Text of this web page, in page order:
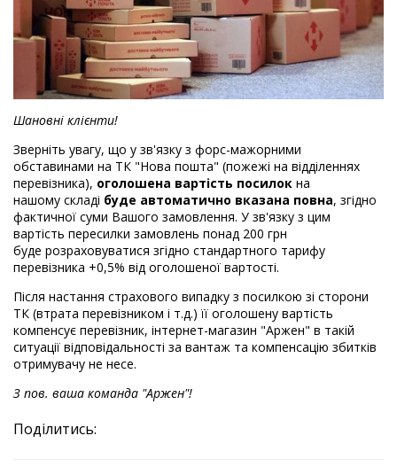
Шановні клієнти!
Зверніть увагу, що у зв'язку з форс-мажорними
обставинами на ТК "Нова пошта" (пожежі на відділеннях
перевізника), оголошена вартість посилок на
нашому складі буде автоматично вказана повна, згідно
фактичної суми Вашого замовлення. У зв'язку з цим
вартість пересилки замовлень понад 200 грн
буде розраховуватися згідно стандартного тарифу
перевізника +0,5% від оголошеної вартості.
Після настання страхового випадку з посилкою зі сторони
ТК (втрата перевізником і т.д.) її оголошену вартість
компенсує перевізник, інтернет-магазин "Аржен" в такій
ситуації відповідальності за вантаж та компенсацію збитків
отримувачу не несе.
З пов. ваша команда "Аржен"!
Поділитись: